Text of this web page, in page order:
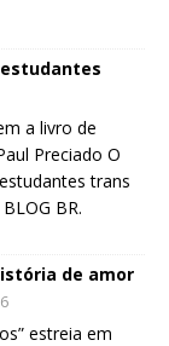
a livro de
Preciado O
trans
BR.
de amor
estreia em